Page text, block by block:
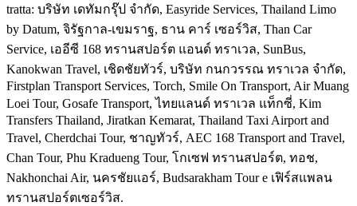
tratta: บริษัท เดทัมกรุ๊ป จำกัด, Easyride Services, Thailand Limo
by Datum, จิรัฐกาล-เขมราฐ, ธาน คาร์ เซอร์วิส, Than Car
Service, เออีซี 168 ทรานสปอร์ต แอนด์ ทราเวล, SunBus,
Kanokwan Travel, เชิดชัยทัวร์, บริษัท กนกวรรณ ทราเวล จำกัด,
Firstplan Transport Services, Torch, Smile On Transport, Air Muang
Loei Tour, Gosafe Transport, ไทยแลนด์ ทราเวล แท็กซี่, Kim
Transfers Thailand, Jiratkan Kemarat, Thailand Taxi Airport and
Travel, Cherdchai Tour, ชาญทัวร์, AEC 168 Transport and Travel,
Chan Tour, Phu Kradueng Tour, โกเซฟ ทรานสปอร์ต, ทอช,
Nakhonchai Air, นครชัยแอร์, Budsarakham Tour e เฟิร์สแพลน
ทรานสปอร์ตเซอร์วิส.